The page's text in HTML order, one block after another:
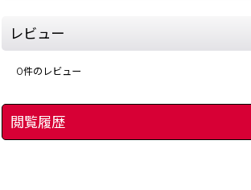
レビュー
0件のレビュー
閲覧履歴